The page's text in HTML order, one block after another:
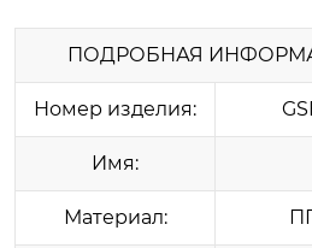
ПОДРОБНАЯ
Номер изделия:
Имя:
Материал: